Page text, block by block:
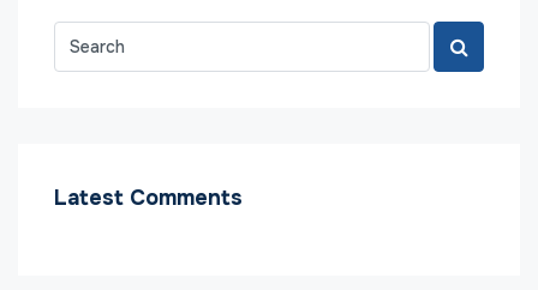
Latest Comments